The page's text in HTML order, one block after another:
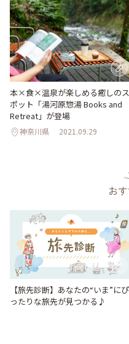
本×食×温泉が楽しめる癒しのス
ポット「湯河原惣湯 Books and
Retreat」が登場
神奈川県 2021.09.29
お
【旅先診断】あなたの“いま”にぴ
ったりな旅先が見つかる♪